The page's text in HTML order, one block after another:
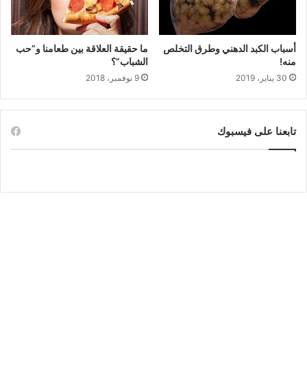
أسباب الكبد الدهني وطرق التخلص
منه!
30 يناير، 2019
ما حقيقة العلاقة بين طعامنا و”حب
الشباب”؟
9 نوفمبر، 2018
تابعنا على فيسبوك